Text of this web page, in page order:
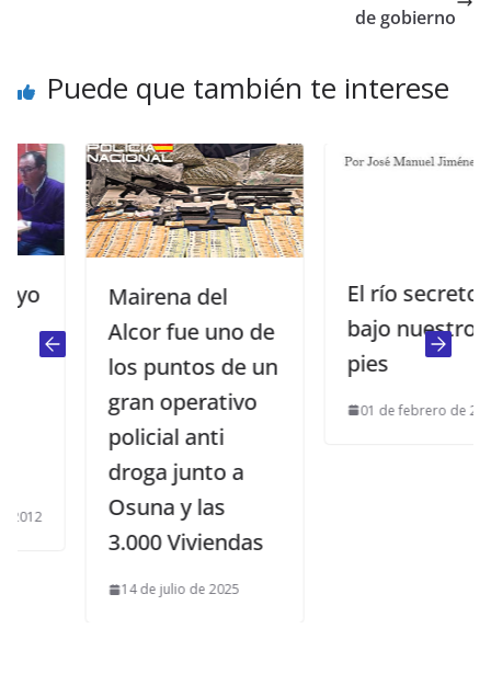
de gobierno
Puede que también te interese
Mairena del
Alcor fue uno de
los puntos de un
gran operativo
policial anti
droga junto a
Osuna y las
3.000 Viviendas
14 de julio de 2025
El río secreto
bajo nuestros
01 de febrero de 2022